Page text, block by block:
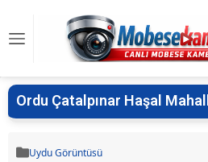
Ordu Çatalpınar Haşal
Uydu Görüntüsü